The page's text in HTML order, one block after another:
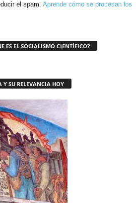
el spam. Aprende cómo se procesan los
ES EL SOCIALISMO CIENTÍFICO?
Y SU RELEVANCIA HOY